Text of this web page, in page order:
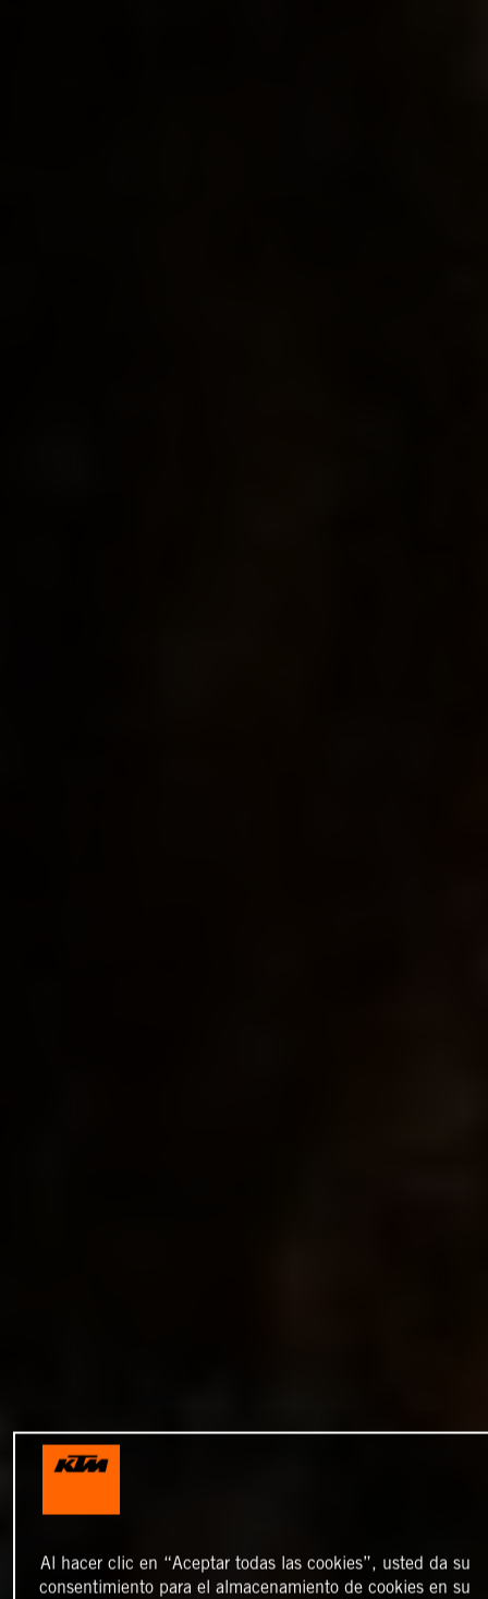
Al hacer clic en “Aceptar todas las cookies”, usted da su
consentimiento para el almacenamiento de cookies en su